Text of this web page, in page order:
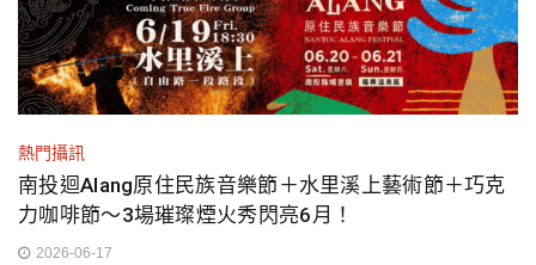
熱門攝訊
南投迴Alang原住民族音樂節＋水里溪上藝術節＋巧克
力咖啡節～3場璀璨煙火秀閃亮6月！
2026-06-17